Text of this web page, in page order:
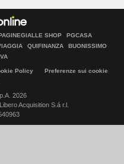
SHOP
PGCASA
QUIFINANZA
BUONISSIMO
Policy
Preferenze sui cookie
2026
Acquisition S.á r.l.